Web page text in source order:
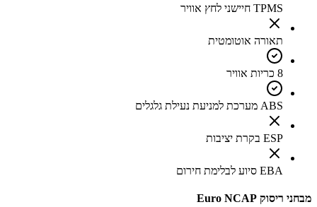
TPMS חיישני לחץ אוויר
תאורה אוטומטית
8 כריות אוויר
ABS מערכת למניעת נעילת גלגלים
ESP בקרת יציבות
EBA סיוע לבלימת חירום
מבחני ריסוק Euro NCAP